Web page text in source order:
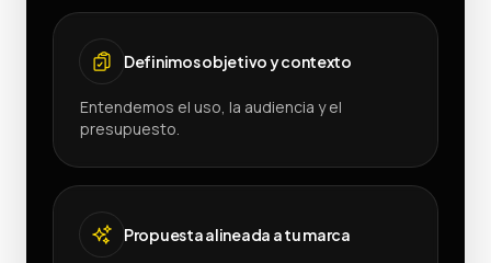
Definimos objetivo y contexto
Entendemos el uso, la audiencia y el
presupuesto.
Propuesta alineada a tu marca